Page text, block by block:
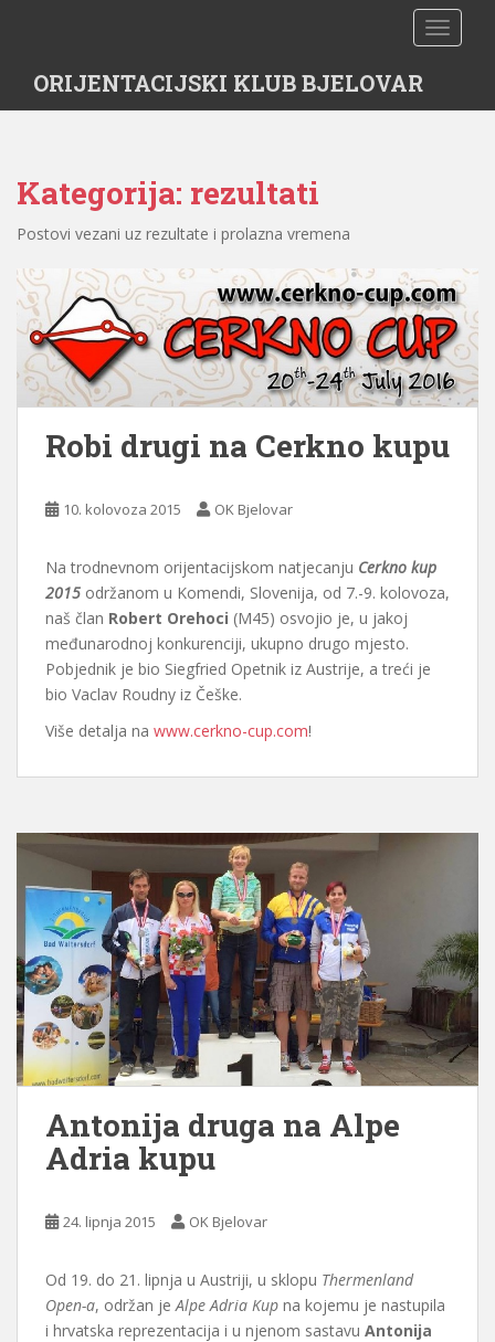
t
ORIJENTACIJSKI KLUB BJELOVAR
Kategorija: rezultati
Postovi vezani uz rezultate i prolazna vremena
Robi drugi na Cerkno kupu
10. kolovoza 2015 OK Bjelovar
Na trodnevnom orijentacijskom natjecanju Cerkno kup
2015 održanom u Komendi, Slovenija, od 7.-9. kolovoza,
naš član Robert Orehoci (M45) osvojio je, u jakoj
međunarodnoj konkurenciji, ukupno drugo mjesto.
Pobjednik je bio Siegfried Opetnik iz Austrije, a treći je
bio Vaclav Roudny iz Češke.
Više detalja na www.cerkno-cup.com!
Antonija druga na Alpe
Adria kupu
24. lipnja 2015 OK Bjelovar
Od 19. do 21. lipnja u Austriji, u sklopu Thermenland
Open-a, održan jeAlpe Adria Kup na kojemu je nastupila
i hrvatska reprezentacija i u njenom sastavu Antonija